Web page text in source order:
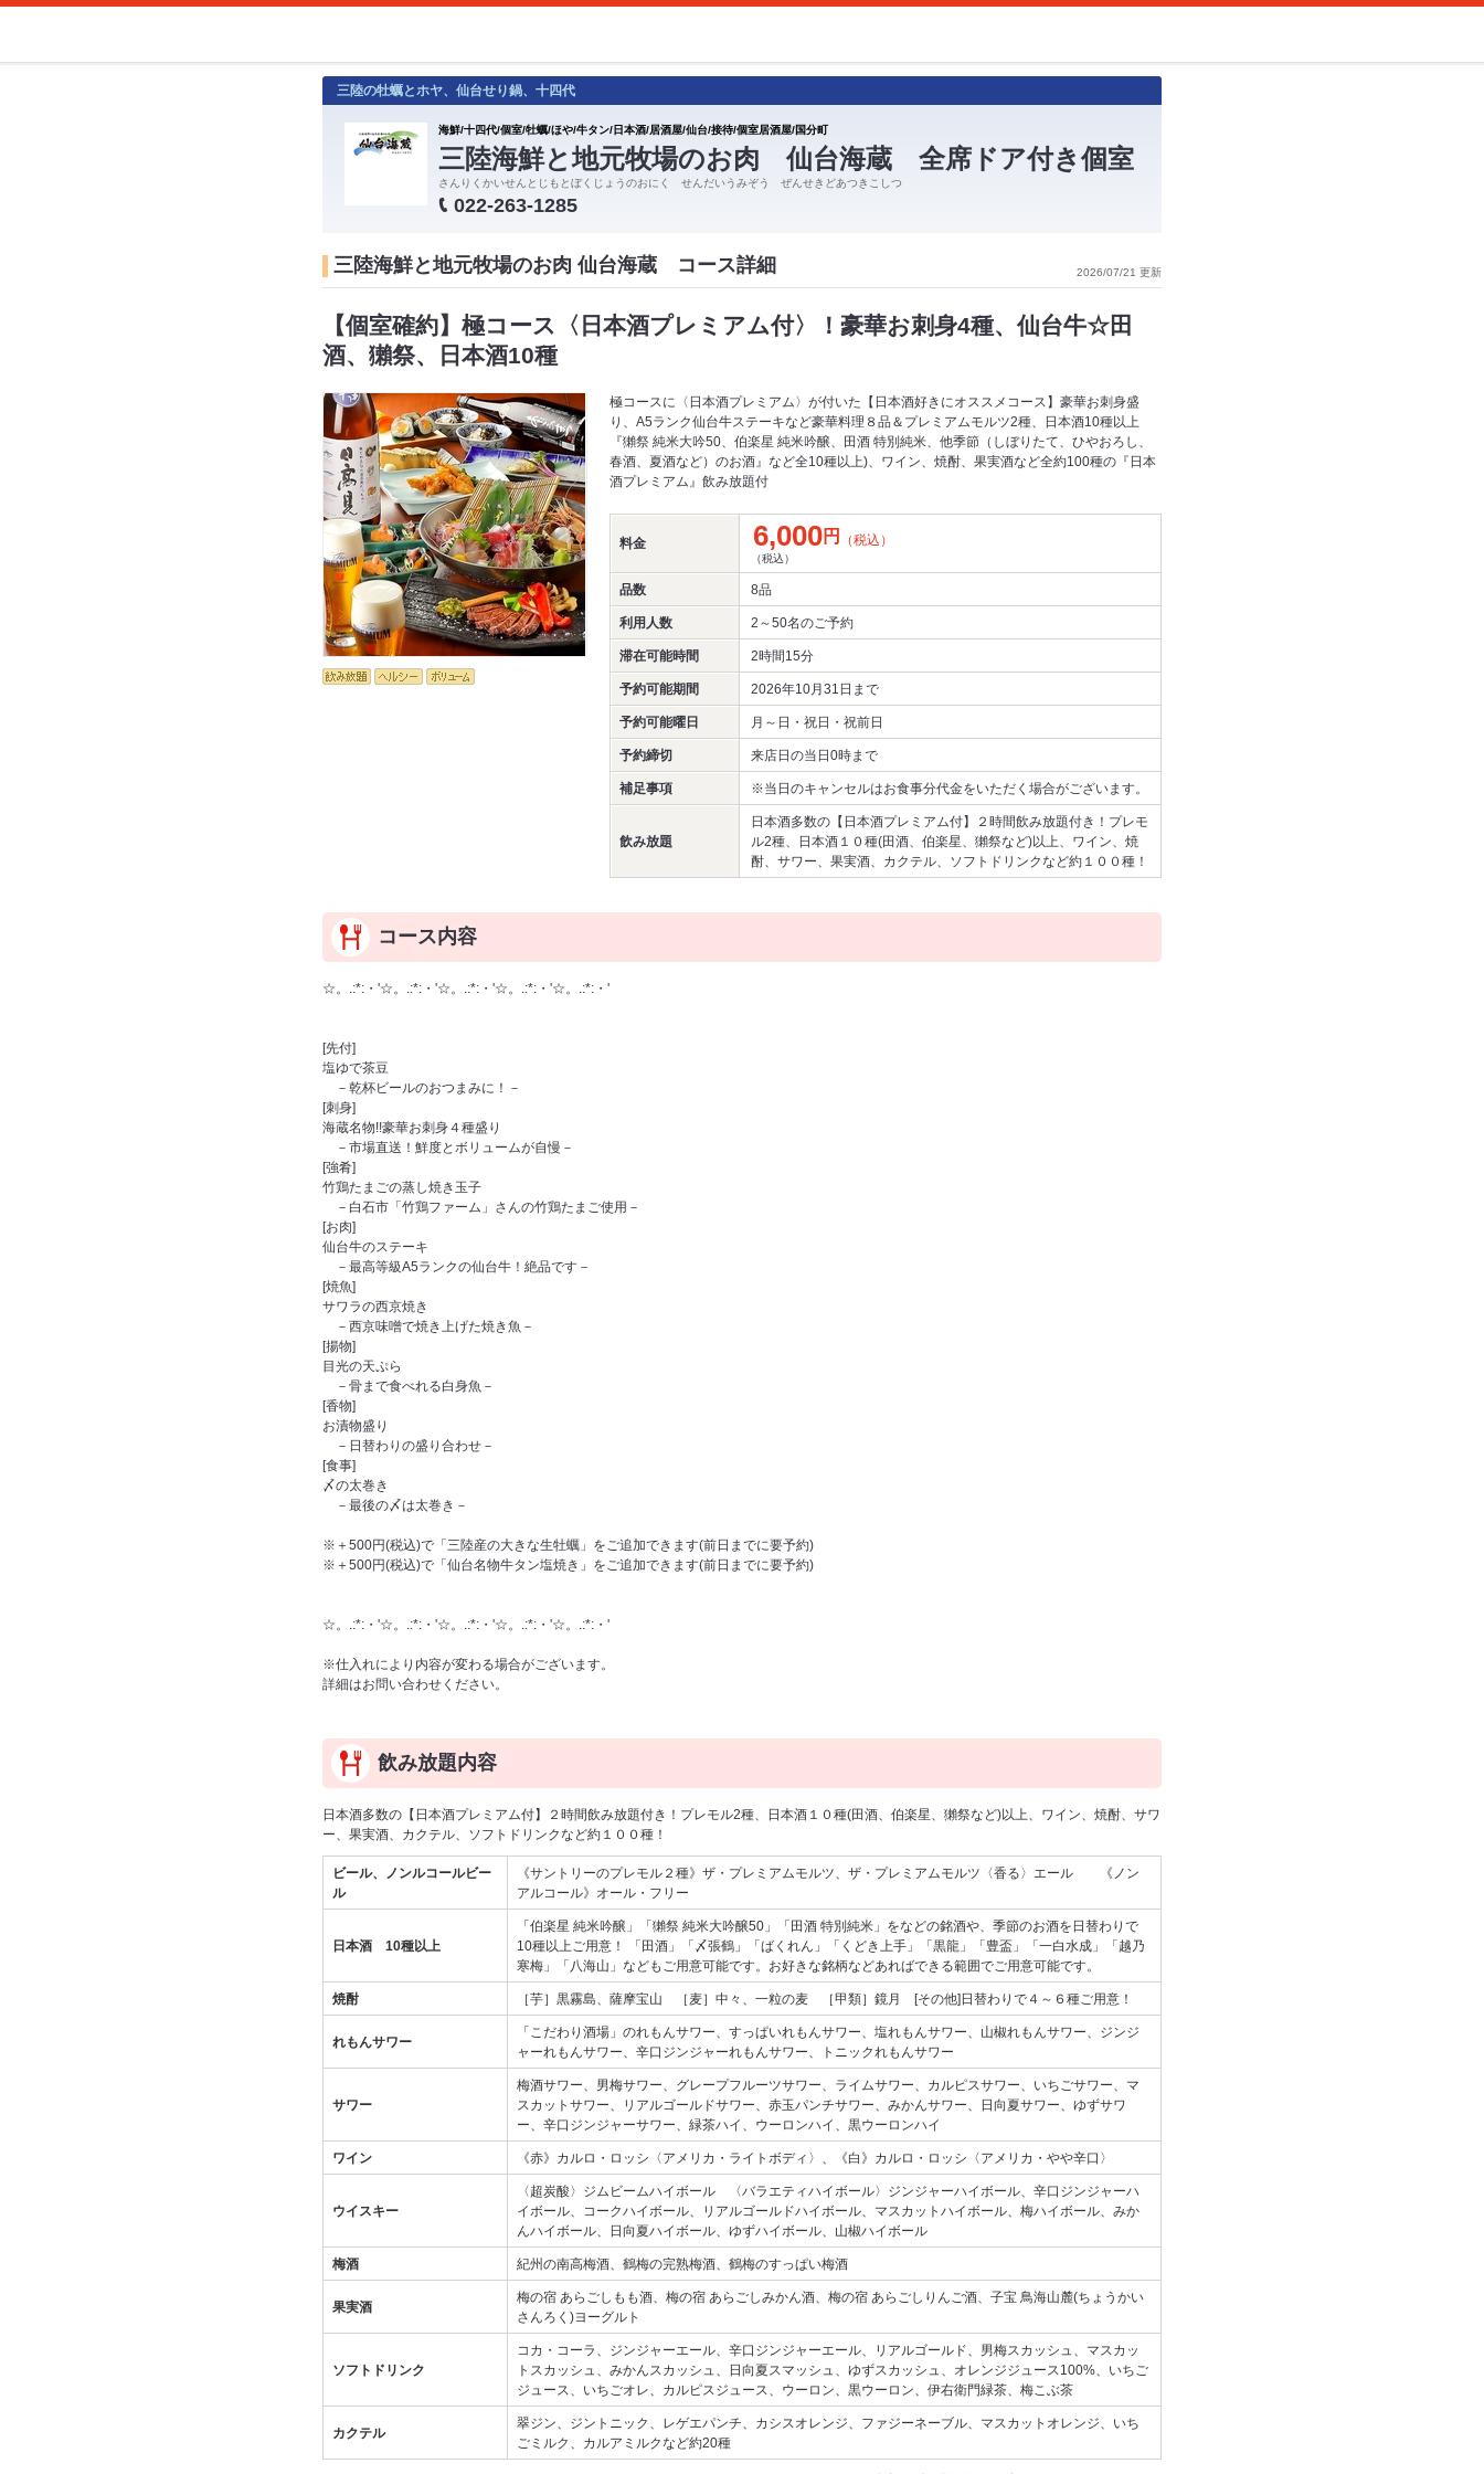
三陸の牡蠣とホヤ、仙台せり鍋、十四代
海鮮/十四代/個室/牡蠣/ほや/牛タン/日本酒/居酒屋/仙台/接待/個室居酒屋/国分町
三陸海鮮と地元牧場のお肉 仙台海蔵 全席ドア付き個室
さんりくかいせんとじもとぼくじょうのおにく せんだいうみぞう ぜんせきどあつきこしつ
022-263-1285
2026/07/21 更新
三陸海鮮と地元牧場のお肉 仙台海蔵 コース詳細
【個室確約】極コース〈日本酒プレミアム付〉！豪華お刺身4種、仙台牛☆田
酒、獺祭、日本酒10種
極コースに〈日本酒プレミアム〉が付いた【日本酒好きにオススメコース】豪華お刺身盛
り、A5ランク仙台牛ステーキなど豪華料理８品＆プレミアムモルツ2種、日本酒10種以上
『獺祭 純米大吟50、伯楽星 純米吟醸、田酒 特別純米、他季節（しぼりたて、ひやおろし、
春酒、夏酒など）のお酒』など全10種以上)、ワイン、焼酎、果実酒など全約100種の『日本
酒プレミアム』飲み放題付
料金 6,000円 （税込）
（税込）
品数 8品
利用人数 2～50名のご予約
滞在可能時間 2時間15分
予約可能期間 2026年10月31日まで
予約可能曜日 月～日・祝日・祝前日
予約締切 来店日の当日0時まで
補足事項 ※当日のキャンセルはお食事分代金をいただく場合がございます。
飲み放題
日本酒多数の【日本酒プレミアム付】２時間飲み放題付き！プレモ
ル2種、日本酒１０種(田酒、伯楽星、獺祭など)以上、ワイン、焼
酎、サワー、果実酒、カクテル、ソフトドリンクなど約１００種！
コース内容
☆。.:*:・'☆。.:*:・'☆。.:*:・'☆。.:*:・'☆。.:*:・'
[先付]
塩ゆで茶豆
－乾杯ビールのおつまみに！－
[刺身]
海蔵名物!!豪華お刺身４種盛り
－市場直送！鮮度とボリュームが自慢－
[強肴]
竹鶏たまごの蒸し焼き玉子
－白石市「竹鶏ファーム」さんの竹鶏たまご使用－
[お肉]
仙台牛のステーキ
－最高等級A5ランクの仙台牛！絶品です－
[焼魚]
サワラの西京焼き
－西京味噌で焼き上げた焼き魚－
[揚物]
目光の天ぷら
－骨まで食べれる白身魚－
[香物]
お漬物盛り
－日替わりの盛り合わせ－
[食事]
〆の太巻き
－最後の〆は太巻き－
※＋500円(税込)で「三陸産の大きな生牡蠣」をご追加できます(前日までに要予約)
※＋500円(税込)で「仙台名物牛タン塩焼き」をご追加できます(前日までに要予約)
☆。.:*:・'☆。.:*:・'☆。.:*:・'☆。.:*:・'☆。.:*:・'
※仕入れにより内容が変わる場合がございます。
詳細はお問い合わせください。
飲み放題内容
日本酒多数の【日本酒プレミアム付】２時間飲み放題付き！プレモル2種、日本酒１０種(田酒、伯楽星、獺祭など)以上、ワイン、焼酎、サワ
ー、果実酒、カクテル、ソフトドリンクなど約１００種！
ビール、ノンルコールビー
ル
《サントリーのプレモル２種》ザ・プレミアムモルツ、ザ・プレミアムモルツ〈香る〉エール 《ノン
アルコール》オール・フリー
日本酒 10種以上
「伯楽星 純米吟醸」「獺祭 純米大吟醸50」「田酒 特別純米」をなどの銘酒や、季節のお酒を日替わりで
10種以上ご用意！ 「田酒」「〆張鶴」「ばくれん」「くどき上手」「黒龍」「豊盃」「一白水成」「越乃
寒梅」「八海山」などもご用意可能です。お好きな銘柄などあればできる範囲でご用意可能です。
焼酎 ［芋］黒霧島、薩摩宝山 ［麦］中々、一粒の麦 ［甲類］鏡月 [その他]日替わりで４～６種ご用意！
れもんサワー
「こだわり酒場」のれもんサワー、すっぱいれもんサワー、塩れもんサワー、山椒れもんサワー、ジンジ
ャーれもんサワー、辛口ジンジャーれもんサワー、トニックれもんサワー
サワー
梅酒サワー、男梅サワー、グレープフルーツサワー、ライムサワー、カルピスサワー、いちごサワー、マ
スカットサワー、リアルゴールドサワー、赤玉パンチサワー、みかんサワー、日向夏サワー、ゆずサワ
ー、辛口ジンジャーサワー、緑茶ハイ、ウーロンハイ、黒ウーロンハイ
ワイン 《赤》カルロ・ロッシ〈アメリカ・ライトボディ〉、《白》カルロ・ロッシ〈アメリカ・やや辛口〉
ウイスキー
〈超炭酸〉ジムビームハイボール 〈バラエティハイボール〉ジンジャーハイボール、辛口ジンジャーハ
イボール、コークハイボール、リアルゴールドハイボール、マスカットハイボール、梅ハイボール、みか
んハイボール、日向夏ハイボール、ゆずハイボール、山椒ハイボール
梅酒 紀州の南高梅酒、鶴梅の完熟梅酒、鶴梅のすっぱい梅酒
果実酒
梅の宿 あらごしもも酒、梅の宿 あらごしみかん酒、梅の宿 あらごしりんご酒、子宝 鳥海山麓(ちょうかい
さんろく)ヨーグルト
ソフトドリンク
コカ・コーラ、ジンジャーエール、辛口ジンジャーエール、リアルゴールド、男梅スカッシュ、マスカッ
トスカッシュ、みかんスカッシュ、日向夏スマッシュ、ゆずスカッシュ、オレンジジュース100%、いちご
ジュース、いちごオレ、カルピスジュース、ウーロン、黒ウーロン、伊右衛門緑茶、梅こぶ茶
カクテル
翠ジン、ジントニック、レゲエパンチ、カシスオレンジ、ファジーネーブル、マスカットオレンジ、いち
ごミルク、カルアミルクなど約20種